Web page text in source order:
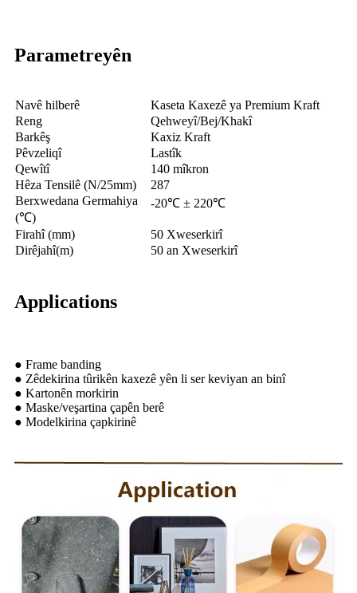
Parametreyên
Navê hilberê
Kaseta Kaxezê ya Premium Kraft
Reng
Qehweyî/Bej/Khakî
Barkêş
Kaxiz Kraft
Pêvzeliqî
Lastîk
Qewîtî
140 mîkron
Hêza Tensilê (N/25mm)
287
Berxwedana Germahiya
(℃)
-20℃ ± 220℃
Firahî (mm)
50 Xweserkirî
Dirêjahî(m)
50 an Xweserkirî
Applications
● Frame banding
● Zêdekirina tûrikên kaxezê yên li ser keviyan an binî
● Kartonên morkirin
● Maske/veşartina çapên berê
● Modelkirina çapkirinê